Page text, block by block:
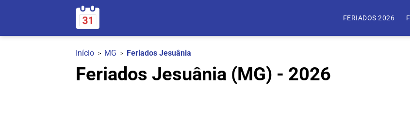
FERIADOS 2026
Início MG Feriados Jesuânia
Feriados Jesuânia (MG) - 2026